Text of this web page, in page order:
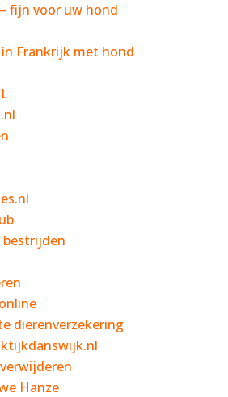
fijn voor uw hond
Frankrijk met hond
dierenverzekering
Hanze